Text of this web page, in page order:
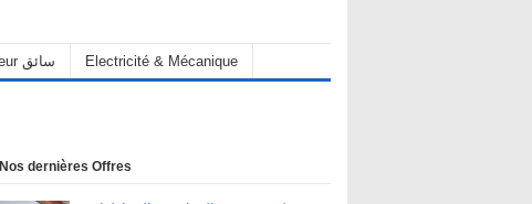
Chauffeur سائق Electricité & Mécanique
Nos dernières Offres